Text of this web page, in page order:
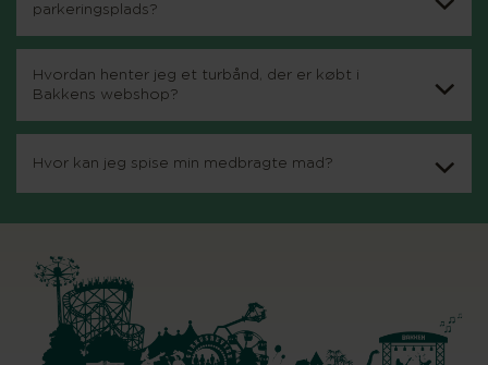
parkeringsplads?
Hvordan henter jeg et turbånd, der er købt i
Bakkens webshop?
Hvor kan jeg spise min medbragte mad?